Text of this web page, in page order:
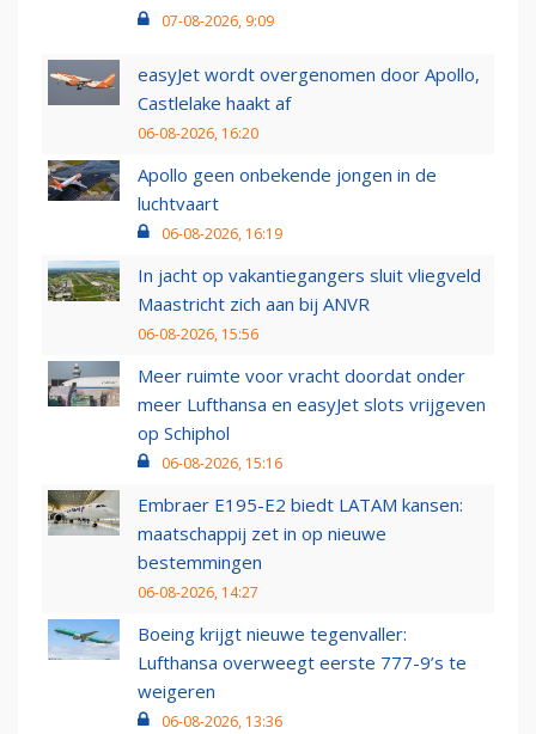
07-08-2026, 9:09
easyJet wordt overgenomen door Apollo,
Castlelake haakt af
06-08-2026, 16:20
Apollo geen onbekende jongen in de
luchtvaart
06-08-2026, 16:19
In jacht op vakantiegangers sluit vliegveld
Maastricht zich aan bij ANVR
06-08-2026, 15:56
Meer ruimte voor vracht doordat onder
meer Lufthansa en easyJet slots vrijgeven
op Schiphol
06-08-2026, 15:16
Embraer E195-E2 biedt LATAM kansen:
maatschappij zet in op nieuwe
bestemmingen
06-08-2026, 14:27
Boeing krijgt nieuwe tegenvaller:
Lufthansa overweegt eerste 777-9’s te
weigeren
06-08-2026, 13:36